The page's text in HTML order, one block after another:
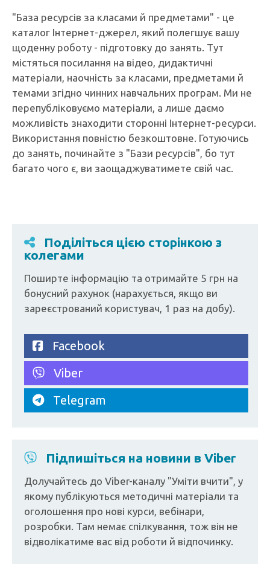
"База ресурсів за класами й предметами" - це
каталог Інтернет-джерел, який полегшує вашу
щоденну роботу - підготовку до занять. Тут
містяться посилання на відео, дидактичні
матеріали, наочність за класами, предметами й
темами згідно чинних навчальних програм. Ми не
перепубліковуємо матеріали, а лише даємо
можливість знаходити сторонні Інтернет-ресурси.
Використання повністю безкоштовне. Готуючись
до занять, починайте з "Бази ресурсів", бо тут
багато чого є, ви заощаджуватимете свій час.
Поділіться цією сторінкою з
колегами
Поширте інформацію та отримайте 5 грн на
бонусний рахунок (нарахується, якщо ви
зареєстрований користувач, 1 раз на добу).
Facebook
Viber
Telegram
Підпишіться на новини в Viber
Долучайтесь до Viber-каналу "Уміти вчити", у
якому публікуються методичні матеріали та
оголошення про нові курси, вебінари,
розробки. Там немає спілкування, тож він не
відволікатиме вас від роботи й відпочинку.